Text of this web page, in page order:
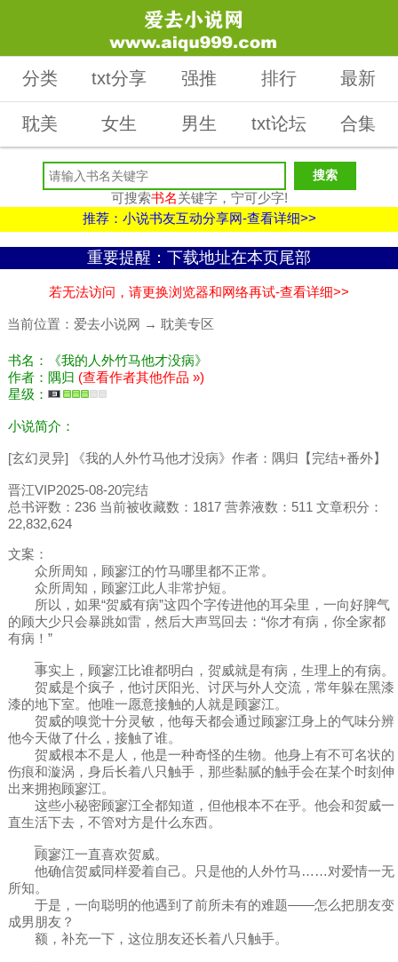
分类 txt分享 强推 排行 最新
耽美 女生 男生 txt论坛 合集
可搜索书名关键字，宁可少字!
推荐：小说书友互动分享网-查看详细>>
重要提醒：下载地址在本页尾部
若无法访问，请更换浏览器和网络再试-查看详细>>
当前位置： 爱去小说网 → 耽美专区
书名：《我的人外竹马他才没病》
作者：隅归 (查看作者其他作品 »)
星级：
小说简介：
[玄幻灵异] 《我的人外竹马他才没病》作者：隅归【完结+番外】
晋江VIP2025-08-20完结
总书评数：236 当前被收藏数：1817 营养液数：511 文章积分：
22,832,624
文案：
众所周知，顾寥江的竹马哪里都不正常。
众所周知，顾寥江此人非常护短。
所以，如果“贺威有病”这四个字传进他的耳朵里，一向好脾气
的顾大少只会暴跳如雷，然后大声骂回去：“你才有病，你全家都
有病！”
事实上，顾寥江比谁都明白，贺威就是有病，生理上的有病。
贺威是个疯子，他讨厌阳光、讨厌与外人交流，常年躲在黑漆
漆的地下室。他唯一愿意接触的人就是顾寥江。
贺威的嗅觉十分灵敏，他每天都会通过顾寥江身上的气味分辨
他今天做了什么，接触了谁。
贺威根本不是人，他是一种奇怪的生物。他身上有不可名状的
伤痕和漩涡，身后长着八只触手，那些黏腻的触手会在某个时刻伸
出来拥抱顾寥江。
这些小秘密顾寥江全都知道，但他根本不在乎。他会和贺威一
直生活下去，不管对方是什么东西。
顾寥江一直喜欢贺威。
他确信贺威同样爱着自己。只是他的人外竹马……对爱情一无
所知。
于是，一向聪明的他遇到了前所未有的难题——怎么把朋友变
成男朋友？
额，补充一下，这位朋友还长着八只触手。